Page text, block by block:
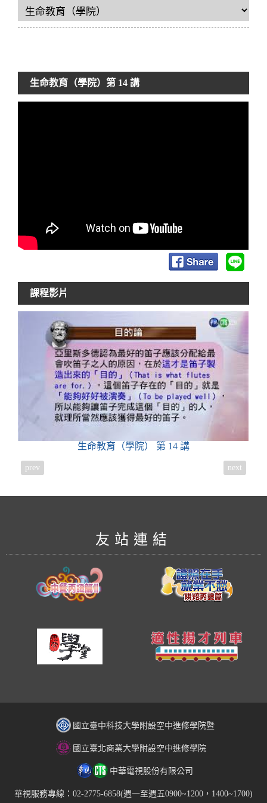
生命教育（學院）第 14 講
課程影片
生命教育（學院） 第 14 講
prev next
友站連結
國立臺中科技大學附設空中進修學院暨
國立臺北商業大學附設空中進修學院
中華電視股份有限公司
華視服務專線：02-2775-6858(週一至週五0900~1200，1400~1700)